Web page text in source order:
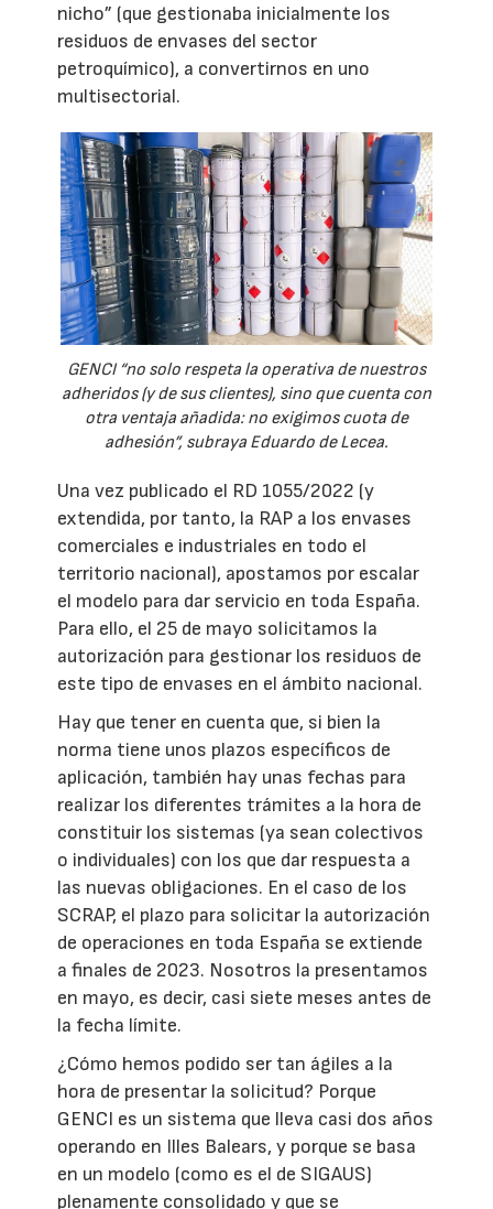
nicho” (que gestionaba inicialmente los
residuos de envases del sector
petroquímico), a convertirnos en uno
multisectorial.
GENCI “no solo respeta la operativa de nuestros
adheridos (y de sus clientes), sino que cuenta con
otra ventaja añadida: no exigimos cuota de
adhesión”, subraya Eduardo de Lecea.
Una vez publicado el RD 1055/2022 (y
extendida, por tanto, la RAP a los envases
comerciales e industriales en todo el
territorio nacional), apostamos por escalar
el modelo para dar servicio en toda España.
Para ello, el 25 de mayo solicitamos la
autorización para gestionar los residuos de
este tipo de envases en el ámbito nacional.
Hay que tener en cuenta que, si bien la
norma tiene unos plazos específicos de
aplicación, también hay unas fechas para
realizar los diferentes trámites a la hora de
constituir los sistemas (ya sean colectivos
o individuales) con los que dar respuesta a
las nuevas obligaciones. En el caso de los
SCRAP, el plazo para solicitar la autorización
de operaciones en toda España se extiende
a finales de 2023. Nosotros la presentamos
en mayo, es decir, casi siete meses antes de
la fecha límite.
¿Cómo hemos podido ser tan ágiles a la
hora de presentar la solicitud? Porque
GENCI es un sistema que lleva casi dos años
operando en Illes Balears, y porque se basa
en un modelo (como es el de SIGAUS)
plenamente consolidado y que se